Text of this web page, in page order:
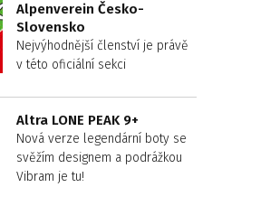
Alpenverein Česko-
Slovensko
Nejvýhodnější členství je právě
v této oficiální sekci
Altra LONE PEAK 9+
Nová verze legendární boty se
svěžím designem a podrážkou
Vibram je tu!